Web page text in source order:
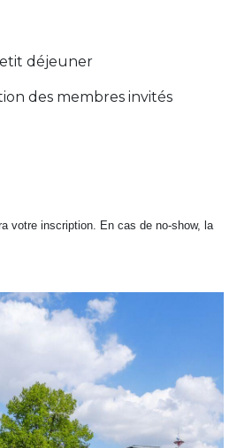
déjeuner
des membres invités
votre inscription. En cas de no-show, la